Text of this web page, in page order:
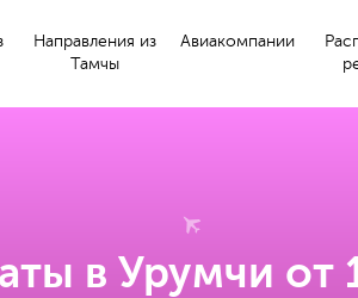
Направления из
Тамчы
Авиакомпании
в Урумчи от